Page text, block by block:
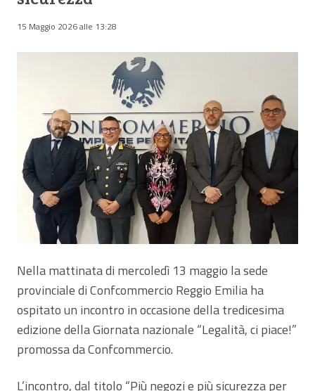
15 Maggio 2026 alle 13:28
Nella mattinata di mercoledì 13 maggio la sede
provinciale di Confcommercio Reggio Emilia ha
ospitato un incontro in occasione della tredicesima
edizione della Giornata nazionale “Legalità, ci piace!”
promossa da Confcommercio.
L’incontro, dal titolo “Più negozi e più sicurezza per